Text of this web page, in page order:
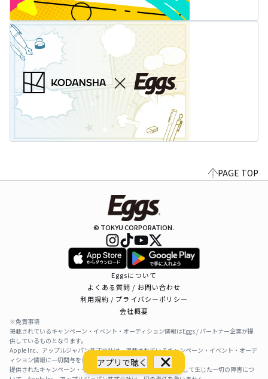
アプリで聴く
PAGE TOP
© TOKYU CORPORATION.
Eggsについて
よくある質問 / お問い合わせ
利用規約 / プライバシーポリシー
会社概要
※免責事項
掲載されているキャンペーン・イベント・オーディション情報はEggs / パートナー企業が提
供しているものとなります。
Apple Inc、アップルジャパン株式会社は、掲載されているキャンペーン・イベント・オーデ
ィション情報に一切関与をしておりません。
提供されたキャンペーン・イベント・オーディション情報を利用して生じた一切の障害につ